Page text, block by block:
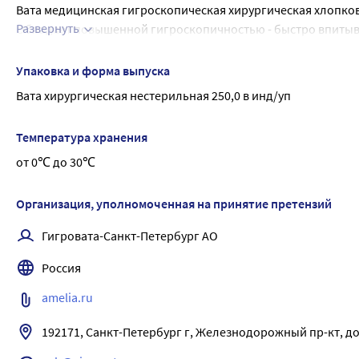
Вата медицинская гигроскопическая хирургическая
Обладает повышенной гигроскопичностью - быстро
стерилизации, но вата будет в соприкосновении с
Развернуть
Упаковка и форма выпуска
Вата хирургическая нестерильная 250,0 в инд/уп
Температура хранения
от 0℃ до 30℃
Организация, уполномоченная на принятие претензий
Гигровата-Санкт-Петербург АО
Россия
amelia.ru
192171, Санкт-Петербург г, Железнодорожный пр-кт,